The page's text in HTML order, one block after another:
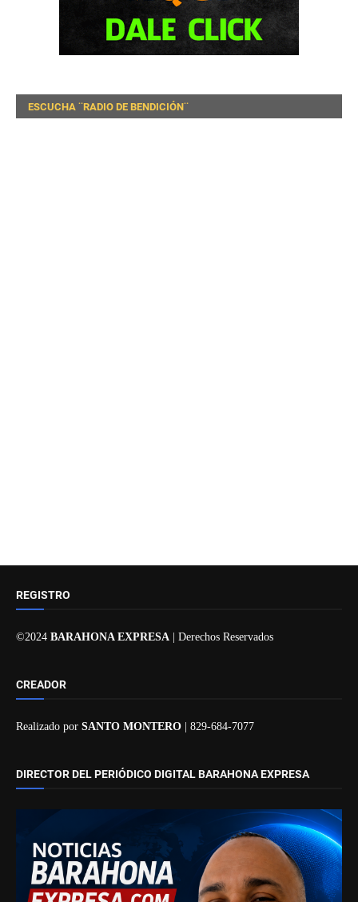
ESCUCHA ¨RADIO DE BENDICIÓN¨
REGISTRO
©2024 BARAHONA EXPRESA | Derechos Reservados
CREADOR
Realizado por SANTO MONTERO | 829-684-7077
DIRECTOR DEL PERIÓDICO DIGITAL BARAHONA EXPRESA